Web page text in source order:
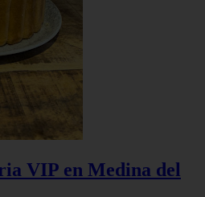
VIP en Medina del